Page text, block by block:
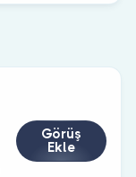
Görüş
Ekle